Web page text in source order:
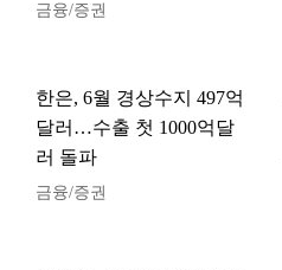
금융/증권
한은, 6월 경상수지 497억
달러…수출 첫 1000억달
러 돌파
금융/증권